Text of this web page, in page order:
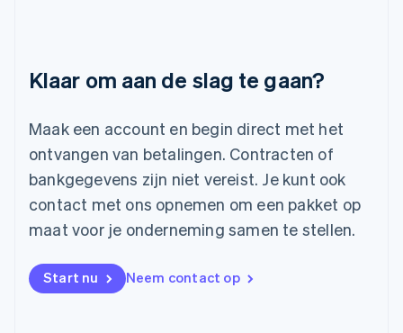
Klaar om aan de slag te gaan?
Maak een account en begin direct met het
ontvangen van betalingen. Contracten of
bankgegevens zijn niet vereist. Je kunt ook
contact met ons opnemen om een pakket op
maat voor je onderneming samen te stellen.
Start nu Neem contact op
FrançaisDeutschEnglish
English
Malta
English
Mexico
Nederland
NederlandsEnglish
English
Noorwegen